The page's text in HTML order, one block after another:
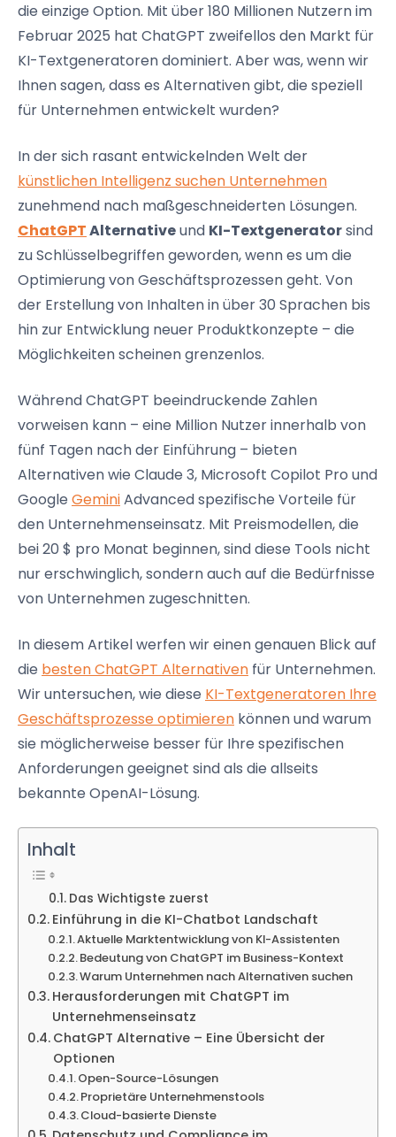
die einzige Option. Mit über 180 Millionen Nutzern im
Februar 2025 hat ChatGPT zweifellos den Markt für
KI-Textgeneratoren dominiert. Aber was, wenn wir
Ihnen sagen, dass es Alternativen gibt, die speziell
für Unternehmen entwickelt wurden?
In der sich rasant entwickelnden Welt der
künstlichen Intelligenz suchen Unternehmen
zunehmend nach maßgeschneiderten Lösungen.
ChatGPTAlternativeund KI-Textgeneratorsind
zu Schlüsselbegriffen geworden, wenn es um die
Optimierung von Geschäftsprozessen geht. Von
der Erstellung von Inhalten in über 30 Sprachen bis
hin zur Entwicklung neuer Produktkonzepte – die
Möglichkeiten scheinen grenzenlos.
Während ChatGPT beeindruckende Zahlen
vorweisen kann – eine Million Nutzer innerhalb von
fünf Tagen nach der Einführung – bieten
Alternativen wie Claude 3, Microsoft Copilot Pro und
Google GeminiAdvanced spezifische Vorteile für
den Unternehmenseinsatz. Mit Preismodellen, die
bei 20 $ pro Monat beginnen, sind diese Tools nicht
nur erschwinglich, sondern auch auf die Bedürfnisse
von Unternehmen zugeschnitten.
In diesem Artikel werfen wir einen genauen Blick auf
die besten ChatGPT Alternativen für Unternehmen.
Wir untersuchen, wie diese KI-Textgeneratoren Ihre
Geschäftsprozesse optimieren können und warum
sie möglicherweise besser für Ihre spezifischen
Anforderungen geeignet sind als die allseits
bekannte OpenAI-Lösung.
Inhalt
Das Wichtigste zuerst
Einführung in die KI-Chatbot Landschaft
Aktuelle Marktentwicklung von KI-Assistenten
Bedeutung von ChatGPT im Business-Kontext
Warum Unternehmen nach Alternativen suchen
Herausforderungen mit ChatGPT im
Unternehmenseinsatz
ChatGPT Alternative – Eine Übersicht der
Optionen
Open-Source-Lösungen
Proprietäre Unternehmenstools
Cloud-basierte Dienste